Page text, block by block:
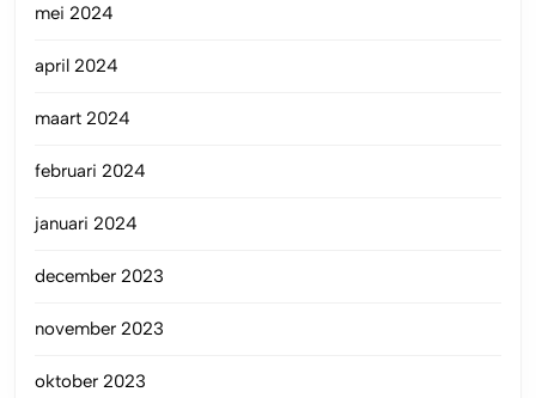
mei 2024
april 2024
maart 2024
februari 2024
januari 2024
december 2023
november 2023
oktober 2023